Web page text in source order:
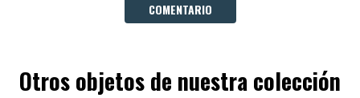
COMENTARIO
Otros objetos de nuestra colección